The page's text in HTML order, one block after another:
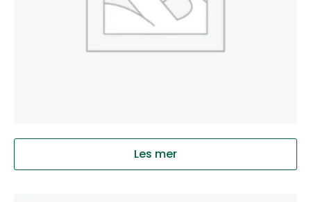
Les mer